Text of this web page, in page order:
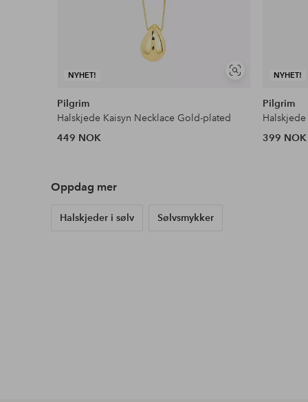
NYHET!
Vis
Pilgrim
Halskjede Kaisyn Necklace Gold-plated
449 NOK
NYHET!
Pilgrim
399 NOK
Oppdag mer
Halskjeder i sølv Sølvsmykker